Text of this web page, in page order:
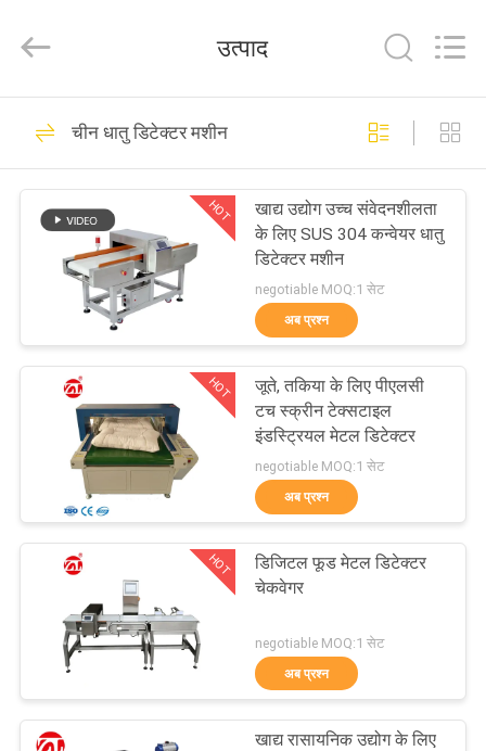
उत्पादों
वीडियो
बारे
कारखाना
भ्रमण
गुणवत्ता
नियंत्रण
संपर्क
करें
Technology
Rights
रबर परीक्षण मशीन
268
वल्केनाइजिंग प्रेस मशीन
43
दो रोल मिल
उत्पाद
चीन धातु डिटेक्टर मशीन
HOT
खाद्य उद्योग उच्च संवेदनशीलता
के लिए SUS 304 कन्वेयर धातु
डिटेक्टर मशीन
negotiable MOQ:1 सेट
अब प्रश्न
HOT
जूते, तकिया के लिए पीएलसी
टच स्क्रीन टेक्सटाइल
इंडस्ट्रियल मेटल डिटेक्टर
negotiable MOQ:1 सेट
अब प्रश्न
HOT
डिजिटल फूड मेटल डिटेक्टर
चेकवेगर
negotiable MOQ:1 सेट
अब प्रश्न
खाद्य रासायनिक उद्योग के लिए